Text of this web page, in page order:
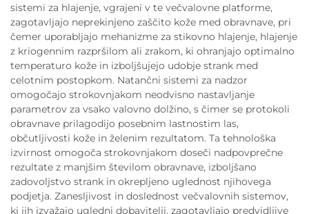
sistemi za hlajenje, vgrajeni v te večvalovne platforme,
zagotavljajo neprekinjeno zaščito kože med obravnave, pri
čemer uporabljajo mehanizme za stikovno hlajenje, hlajenje
z kriogennim razpršilom ali zrakom, ki ohranjajo optimalno
temperaturo kože in izboljšujejo udobje strank med
celotnim postopkom. Natančni sistemi za nadzor
omogočajo strokovnjakom neodvisno nastavljanje
parametrov za vsako valovno dolžino, s čimer se protokoli
obravnave prilagodijo posebnim lastnostim las,
občutljivosti kože in želenim rezultatom. Ta tehnološka
izvirnost omogoča strokovnjakom doseči nadpovprečne
rezultate z manjšim številom obravnave, izboljšano
zadovoljstvo strank in okrepljeno uglednost njihovega
podjetja. Zanesljivost in doslednost večvalovnih sistemov,
ki jih izvažajo ugledni dobavitelji, zagotavljajo predvidljive